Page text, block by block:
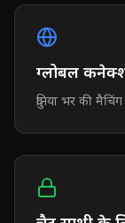
ग्लोबल
दुनिया भर की